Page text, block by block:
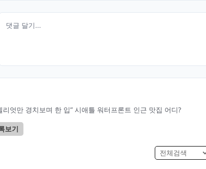
리엇만 경치보며 한 입” 시애틀 워터프론트 인근 맛집 어디?
보기